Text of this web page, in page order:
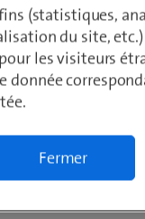
avec du
mobile
des systèmes par
sur la plateforme
(statistiques,
du site,
les visiteurs
donnée
Fermer